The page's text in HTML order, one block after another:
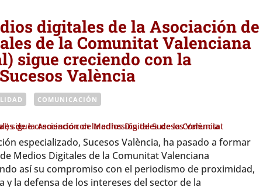
digitales de la Asociación de
de la Comunitat Valenciana
sigue creciendo con la
València
COMUNICACIÓN
especializado, Sucesos València, ha pasado a formar
Medios Digitales de la Comunitat Valenciana
así su compromiso con el periodismo de proximidad,
la defensa de los intereses del sector de la